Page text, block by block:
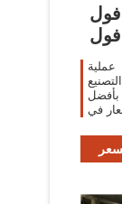
فول
في